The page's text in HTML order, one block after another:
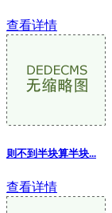
查看详情
则不到半块算半块...
查看详情